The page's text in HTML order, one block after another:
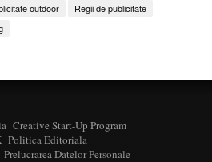
outdoor
Regii de publicitate
Creative Start-Up Program
Politica Editoriala
Prelucrarea Datelor Personale